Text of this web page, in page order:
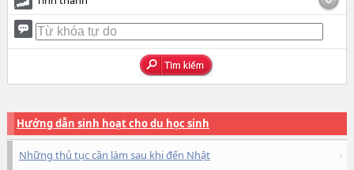
Hướng dẫn sinh hoạt cho du học sinh
Những thủ tục cần làm sau khi đến Nhật